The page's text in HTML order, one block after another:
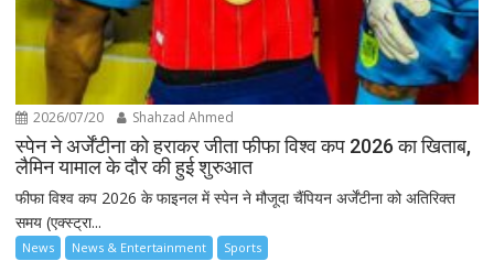
2026/07/20 Shahzad Ahmed
स्पेन ने अर्जेंटीना को हराकर जीता फीफा विश्व कप 2026 का खिताब,
लैमिन यामाल के दौर की हुई शुरुआत
फीफा विश्व कप 2026 के फाइनल में स्पेन ने मौजूदा चैंपियन अर्जेंटीना को अतिरिक्त
समय (एक्स्ट्रा...
News News & Entertainment Sports